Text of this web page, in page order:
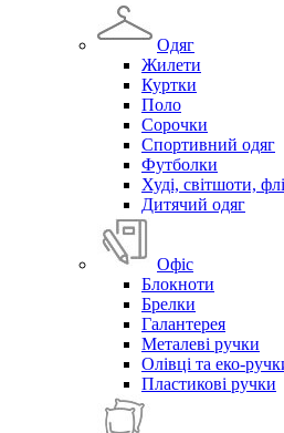
Одяг
Жилети
Куртки
Поло
Сорочки
Спортивний одяг
Футболки
Худі, світшоти,
Дитячий одяг
Офіс
Блокноти
Брелки
Галантерея
Металеві ручки
Олівці та еко-
Пластикові ручки